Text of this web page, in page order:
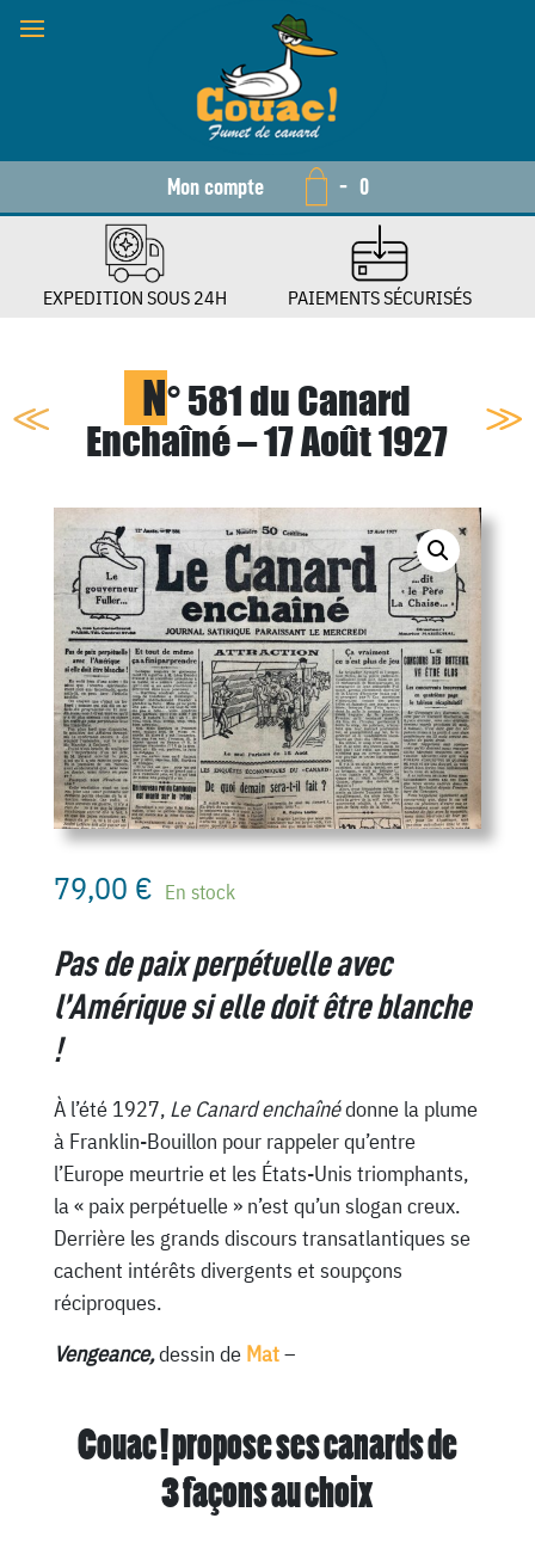
Mon compte - 0
EXPEDITION SOUS 24H PAIEMENTS SÉCURISÉS
N° 581 du Canard
Enchaîné – 17 Août 1927
79,00 € En stock
Pas de paix perpétuelle avec
l’Amérique si elle doit être blanche
!
À l’été 1927, Le Canard enchaînédonne la plume
à Franklin-Bouillon pour rappeler qu’entre
l’Europe meurtrie et les États-Unis triomphants,
la « paix perpétuelle » n’est qu’un slogan creux.
Derrière les grands discours transatlantiques se
cachent intérêts divergents et soupçons
réciproques.
Vengeance,dessin deMat–
Couac ! propose ses canards de
3 façons au choix